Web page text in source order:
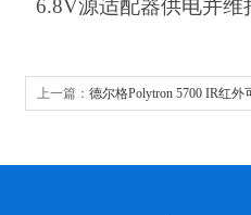
6.8V源适配器供电并维
上一篇： 德尔格Polytron 5700 IR红